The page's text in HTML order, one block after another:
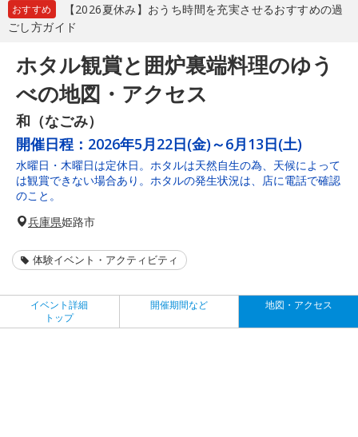
おすすめ
【2026夏休み】おうち時間を充実させるおすすめの過
ごし方ガイド
ホタル観賞と囲炉裏端料理のゆう
べの地図・アクセス
和（なごみ）
開催日程： 2026年5月22日(金)～6月13日(土)
水曜日・木曜日は定休日。ホタルは天然自生の為、天候によって
は観賞できない場合あり。ホタルの発生状況は、店に電話で確認
のこと。
兵庫県姫路市
体験イベント・アクティビティ
イベント詳細
トップ
開催期間など 地図・アクセス